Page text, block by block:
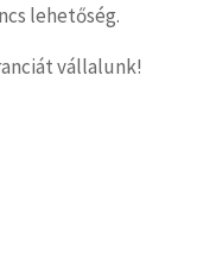
lehetőség.
vállalunk!